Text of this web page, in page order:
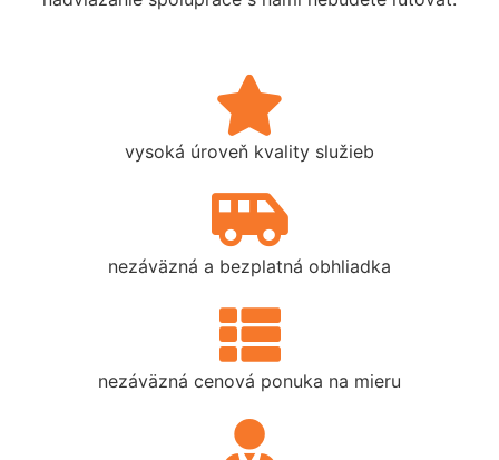
vysoká úroveň kvality služieb
nezáväzná a bezplatná obhliadka
nezáväzná cenová ponuka na mieru